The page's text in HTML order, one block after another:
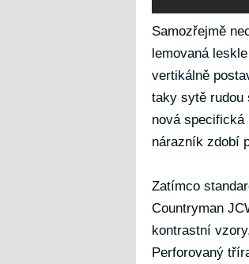
Samozřejmě
lemovaná
vertikálně
taky sytě rudou
nová specifická
nárazník zdobí
Zatímco
Countryman
kontrastní
Perforovaný